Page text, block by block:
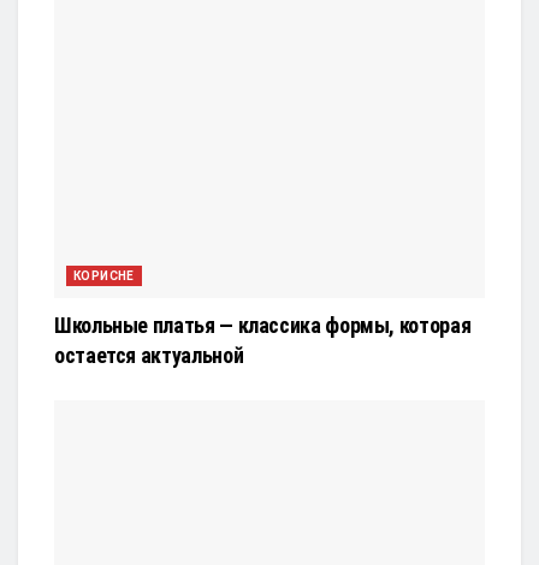
КОРИСНЕ
Школьные платья — классика формы, которая
остается актуальной